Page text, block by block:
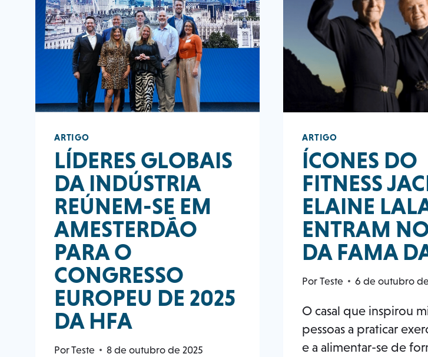
ARTIGO
LÍDERES GLOBAIS
DA INDÚSTRIA
REÚNEM-SE EM
AMESTERDÃO
PARA O
CONGRESSO
EUROPEU DE 2025
DA HFA
PorTeste 8 de outubro de 2025
ARTIGO
ÍCONES DO
FITNESS
ELAINE
ENTRAM
DA FAMA
Por Teste 6 de outubro
O casal que inspirou
pessoas a praticar
e a alimentar-se de